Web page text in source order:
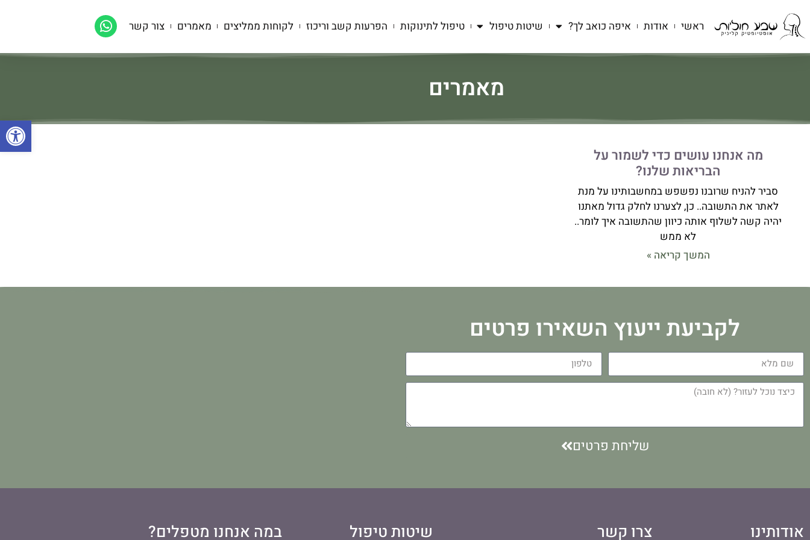
פתח
ראשי אודות איפה כואב לך? שיטות טיפול טיפול לתינוקות הפרעות קשב וריכוז לקוחות ממליצים מאמרים צור קשר
מאמרים
מה אנחנו עושים כדי לשמור על
הבריאות שלנו?
סביר להניח שרובנו נפשפש במחשבותינו על מנת
לאתר את התשובה.. כן, לצערנו לחלק גדול מאתנו
יהיה קשה לשלוף אותה כיוון שהתשובה איך לומר..
לא ממש
המשך קריאה »
לקביעת ייעוץ השאירו פרטים
שליחת פרטים
אודותינו צרו קשר שיטות טיפול במה אנחנו מטפלים?